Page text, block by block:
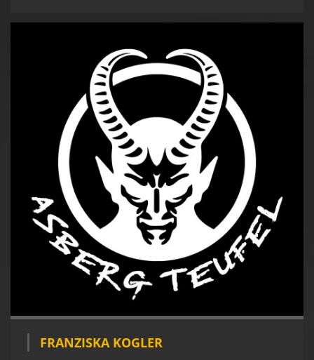
FRANZISKA KOGLER